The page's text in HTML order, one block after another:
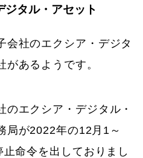
ジタル・アセット
会社のエクシア・デジタ
があるようです。
のエクシア・デジタル・
局が2022年の12月1～
命令を出しておりまし